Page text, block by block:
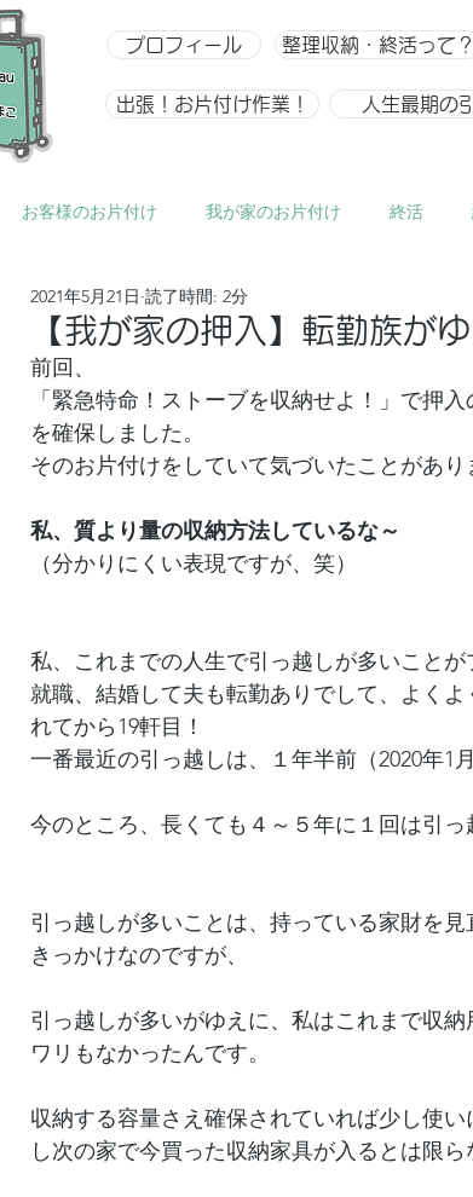
プロフィール 整理収納・終活って？
出張！お片付け作業！ 人生最期の
お客様のお片付け 我が家のお片付け 終活
納アドバイザー向け講座 ひとりごと、趣味
星になるアルバム
【我が家の押入】転勤族が
2021年5月21日 読了時間: 2分
前回、
「緊急特命！ストーブを収納せよ！」で押
を確保しました。
そのお片付けをしていて気づいたことがあり
私、質より量の収納方法しているな～
（分かりにくい表現ですが、笑）
私、これまでの人生で引っ越しが多いこと
就職、結婚して夫も転勤ありでして、よく
れてから19軒目！
一番最近の引っ越しは、１年半前（2020年1月
今のところ、長くても４～５年に１回は引っ
引っ越しが多いことは、持っている家財を
きっかけなのですが、
引っ越しが多いがゆえに、私はこれまで収
ワリもなかったんです。
収納する容量さえ確保されていれば少し使
し次の家で今買った収納家具が入るとは限ら